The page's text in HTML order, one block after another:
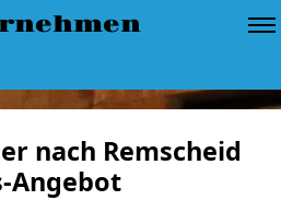
nach Remscheid
Angebot